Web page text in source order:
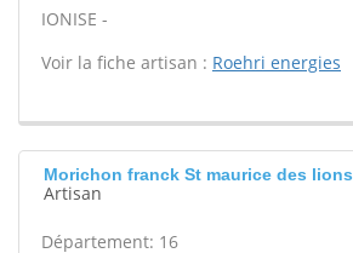
IONISE -
Voir la fiche artisan : Roehri energies
Morichon franck St maurice des lions
Artisan
Département: 16